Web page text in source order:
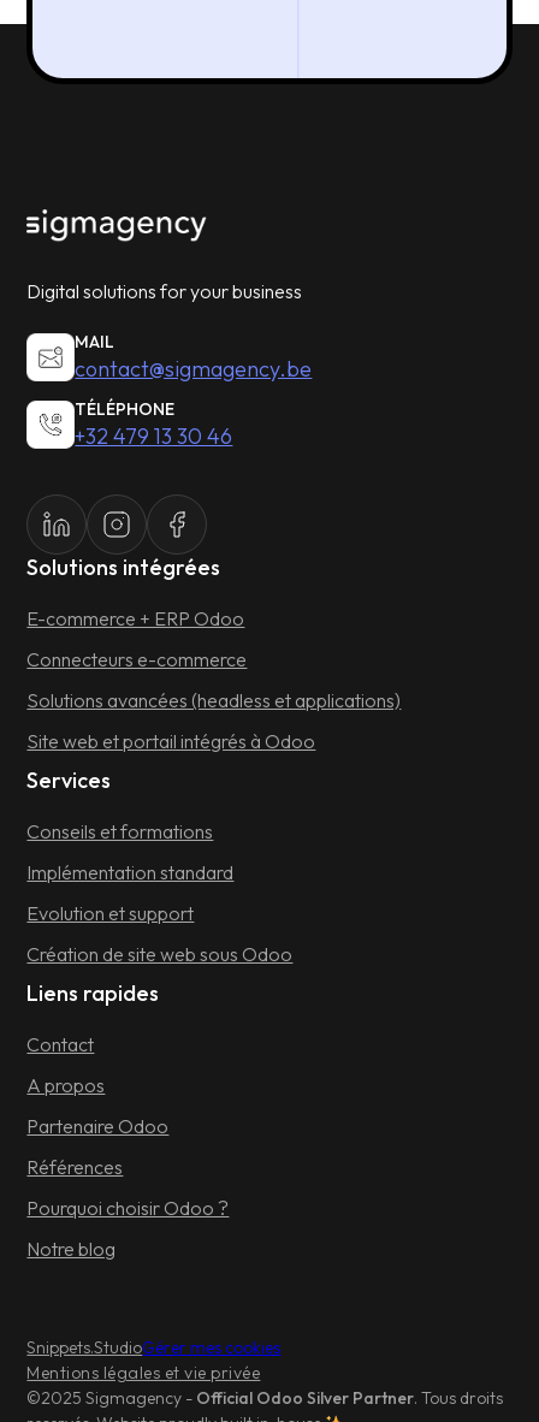
Digital solutions for your business
MAIL
contact@sigmagency.be
TÉLÉPHONE
+32 479 13 30 46
Solutions intégrées
E-commerce + ERP Odoo
Connecteurs e-commerce
Solutions avancées (headless et applications)
Site web et portail intégrés à Odoo
Services
Conseils et formations
Implémentation standard
Evolution et support
Création de site web sous Odoo
Liens rapides
Contact
A propos
Partenaire Odoo
Références
Pourquoi choisir Odoo ?
Notre blog
©2025 Sigmagency - Official Odoo Silver Partner. Tous droits
Snippets.StudioGérer mes cookies
Mentions légales et vie privée